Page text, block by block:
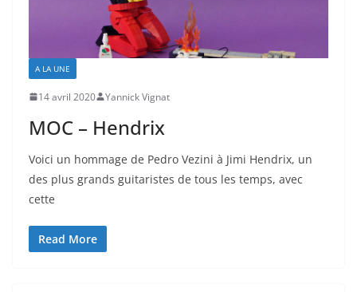
A LA UNE
14 avril 2020 Yannick Vignat
MOC – Hendrix
Voici un hommage de Pedro Vezini à Jimi Hendrix, un
des plus grands guitaristes de tous les temps, avec
cette
Read More